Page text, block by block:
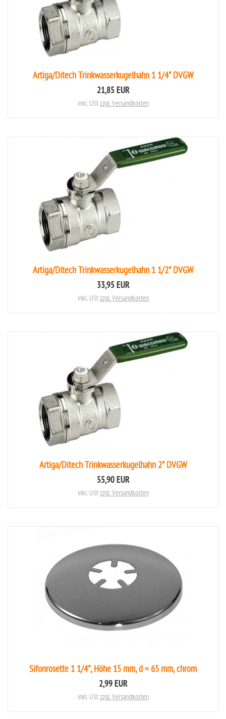
Artiga/Ditech Trinkwasserkugelhahn 1 1/4" DVGW
21,85 EUR
inkl. UStzzgl. Versandkosten
Artiga/Ditech Trinkwasserkugelhahn 1 1/2" DVGW
33,95 EUR
inkl. UStzzgl. Versandkosten
Artiga/Ditech Trinkwasserkugelhahn 2" DVGW
55,90 EUR
inkl. UStzzgl. Versandkosten
Sifonrosette 1 1/4", Höhe 15 mm, d = 65 mm, chrom
2,99 EUR
inkl. UStzzgl. Versandkosten